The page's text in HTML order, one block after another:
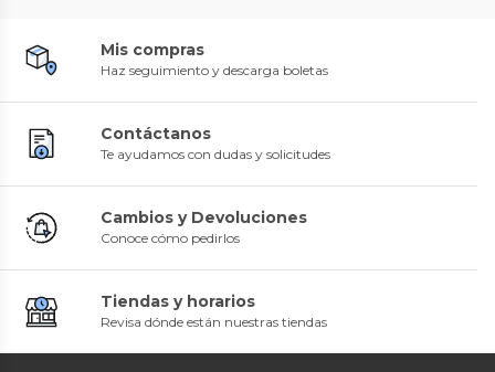
Mis compras
Haz seguimiento y descarga boletas
Contáctanos
Te ayudamos con dudas y solicitudes
Cambios y Devoluciones
Conoce cómo pedirlos
Tiendas y horarios
Revisa dónde están nuestras tiendas